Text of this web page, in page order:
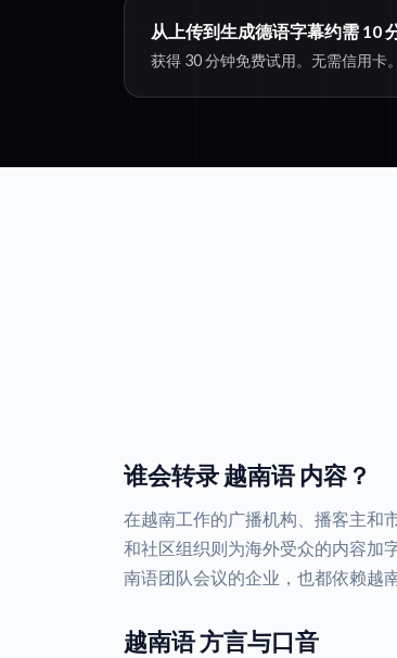
从上传到生成德语字幕约需 10
获得 30 分钟免费试用。无需信用卡。
谁会转录 越南语 内容？
在越南工作的广播机构、播客主和
和社区组织则为海外受众的内容加
南语团队会议的企业，也都依赖越
越南语 方言与口音